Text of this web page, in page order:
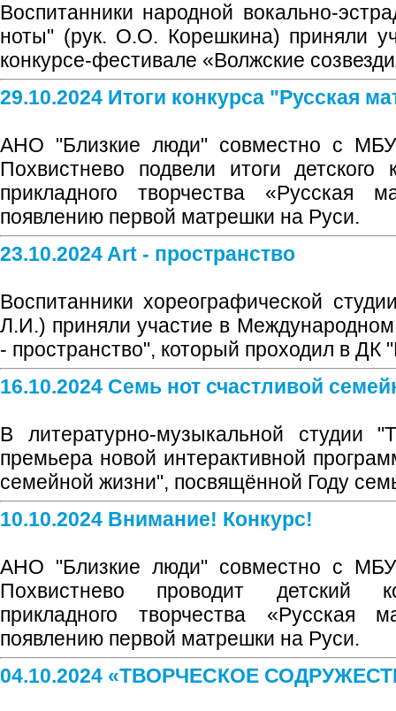
Воспитанники народной вокально-
ноты" (рук. О.О. Корешкина) приняли
конкурсе-фестивале «Волжские
29.10.2024 Итоги конкурса "Русская
АНО "Близкие люди" совместно с
Похвистнево подвели итоги детского
прикладного творчества «Русская
появлению первой матрешки на Руси.
23.10.2024 Art - пространство
Воспитанники хореографической
Л.И.) приняли участие в Международном
- пространство", который проходил в ДК
16.10.2024 Семь нот счастливой
В литературно-музыкальной студии
премьера новой интерактивной
семейной жизни", посвящённой Году
10.10.2024 Внимание! Конкурс!
АНО "Близкие люди" совместно с
Похвистнево проводит детский
прикладного творчества «Русская
появлению первой матрешки на Руси.
04.10.2024 «ТВОРЧЕСКОЕ